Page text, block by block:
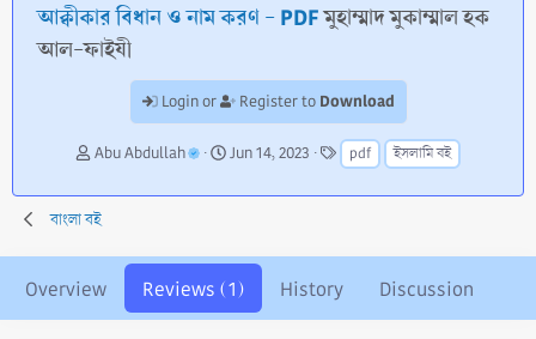
আক্বীকার বিধান ও নাম করণ - PDFমুহাম্মাদ মুকাম্মাল হক
আল-ফাইযী
Login or Register to Download
A
t
h
r
Abu Abdullah
C
e
i
o
n
Jun 14, 2023
T
a
g
pdf ইসলামি বই
বাংলা বই
Overview Reviews (1) History Discussion